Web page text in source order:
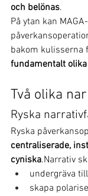
och belönas.
På ytan kan
bakom kulisserna
fundamentalt
Två olika
Ryska
Ryska
centraliserade,
cyniska.Narrativ
undergräva
skapa